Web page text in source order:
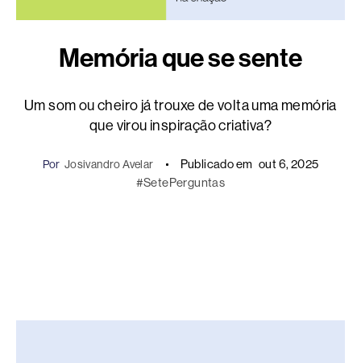
Memória que se sente
Um som ou cheiro já trouxe de volta uma memória
que virou inspiração criativa?
Por Josivandro Avelar Publicado em out 6, 2025
#SetePerguntas